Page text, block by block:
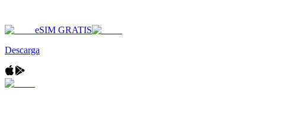
eSIM GRATIS
Descarga